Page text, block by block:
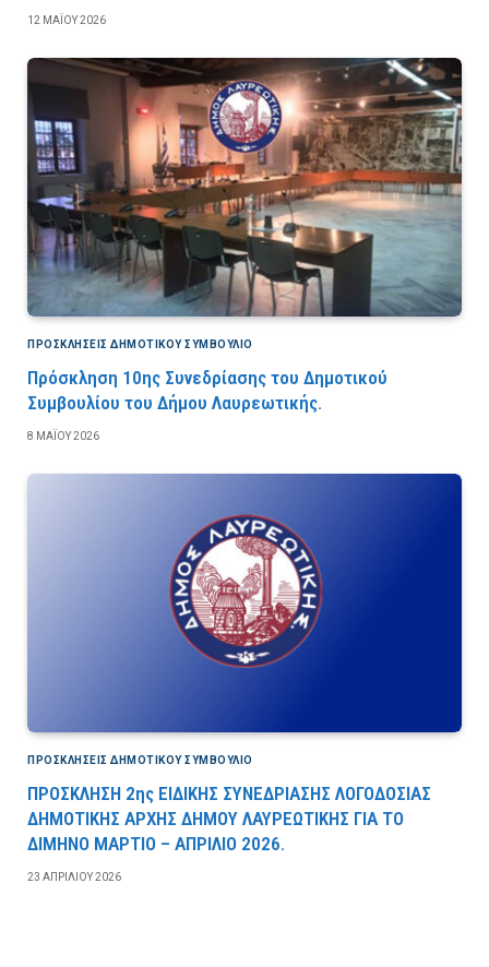
12 ΜΑΪ́ΟΥ 2026
ΠΡΟΣΚΛΉΣΕΙΣ ΔΗΜΟΤΙΚΟΎ ΣΥΜΒΟΎΛΙΟ
Πρόσκληση 10ης Συνεδρίασης του Δημοτικού
Συμβουλίου του Δήμου Λαυρεωτικής.
8 ΜΑΪ́ΟΥ 2026
ΠΡΟΣΚΛΉΣΕΙΣ ΔΗΜΟΤΙΚΟΎ ΣΥΜΒΟΎΛΙΟ
ΠΡΟΣΚΛΗΣΗ 2ης ΕΙΔΙΚΗΣ ΣΥΝΕΔΡΙΑΣΗΣ ΛΟΓΟΔΟΣΙΑΣ
ΔΗΜΟΤΙΚΗΣ ΑΡΧΗΣ ΔΗΜΟΥ ΛΑΥΡΕΩΤΙΚΗΣ ΓΙΑ ΤΟ
ΔΙΜΗΝΟ ΜΑΡΤΙΟ – ΑΠΡΙΛΙΟ 2026.
23 ΑΠΡΙΛΊΟΥ 2026